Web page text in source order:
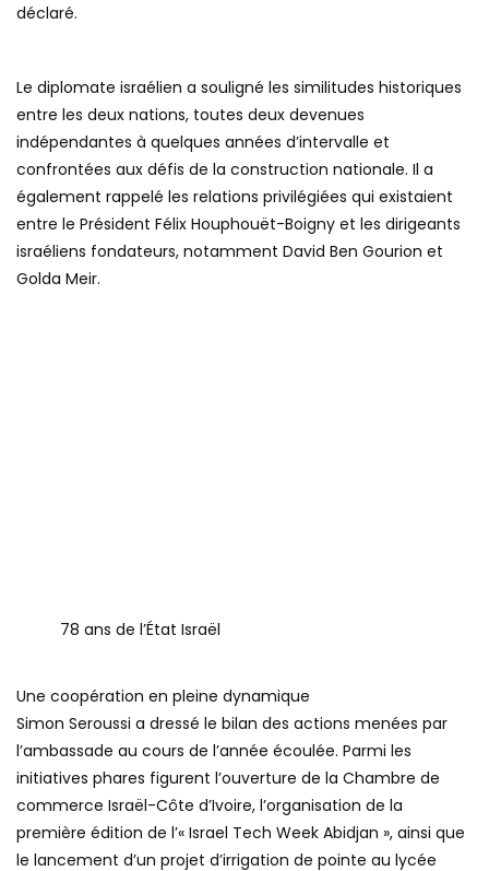
déclaré.
Le diplomate israélien a souligné les similitudes historiques
entre les deux nations, toutes deux devenues
indépendantes à quelques années d’intervalle et
confrontées aux défis de la construction nationale. Il a
également rappelé les relations privilégiées qui existaient
entre le Président Félix Houphouët-Boigny et les dirigeants
israéliens fondateurs, notamment David Ben Gourion et
Golda Meir.
78 ans de l’État Israël
Une coopération en pleine dynamique
Simon Seroussi a dressé le bilan des actions menées par
l’ambassade au cours de l’année écoulée. Parmi les
initiatives phares figurent l’ouverture de la Chambre de
commerce Israël-Côte d’Ivoire, l’organisation de la
première édition de l’« Israel Tech Week Abidjan », ainsi que
le lancement d’un projet d’irrigation de pointe au lycée